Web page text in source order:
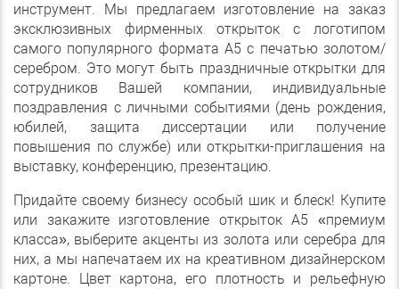
инструмент. Мы предлагаем изготовление на заказ
эксклюзивных фирменных открыток с логотипом
самого популярного формата А5 с печатью золотом/
серебром. Это могут быть праздничные открытки для
сотрудников Вашей компании, индивидуальные
поздравления с личными событиями (день рождения,
юбилей, защита диссертации или получение
повышения по службе) или открытки-приглашения на
выставку, конференцию, презентацию.
Придайте своему бизнесу особый шик и блеск! Купите
или закажите изготовление открыток А5 «премиум
класса», выберите акценты из золота или серебра для
них, а мы напечатаем их на креативном дизайнерском
картоне. Цвет картона, его плотность и рельефную